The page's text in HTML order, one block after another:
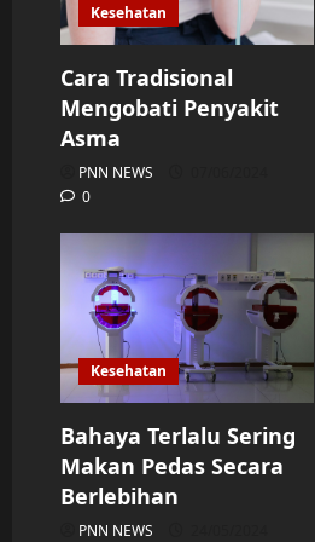
Kesehatan
Cara Tradisional
Mengobati Penyakit
Asma
PNN NEWS
0
Kesehatan
Bahaya Terlalu Sering
Makan Pedas Secara
Berlebihan
PNN NEWS